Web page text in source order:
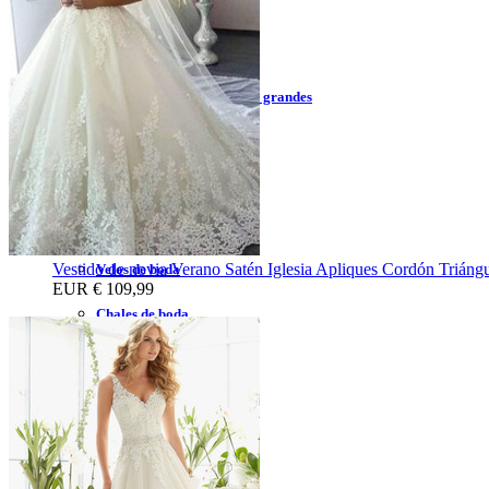
Vestidos de la madre 2023
Vestidos de la madre corto
Vestidos de la madre tallas grandes
Vestidos de la madre largo
Vestidos de traje de pantalón
Accesorios de Boda
Velos de boda
Chales de boda
Guantes de boda
Falda desmontable
Enagua de boda
Vestido de novia Verano Satén Iglesia Apliques Cordón
EUR € 109,99